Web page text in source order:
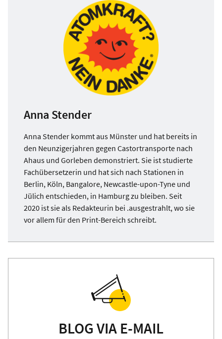
Anna Stender
Anna Stender kommt aus Münster und hat bereits in
den Neunzigerjahren gegen Castortransporte nach
Ahaus und Gorleben demonstriert. Sie ist studierte
Fachübersetzerin und hat sich nach Stationen in
Berlin, Köln, Bangalore, Newcastle-upon-Tyne und
Jülich entschieden, in Hamburg zu bleiben. Seit
2020 ist sie als Redakteurin bei .ausgestrahlt, wo sie
vor allem für den Print-Bereich schreibt.
BLOG VIA E-MAIL